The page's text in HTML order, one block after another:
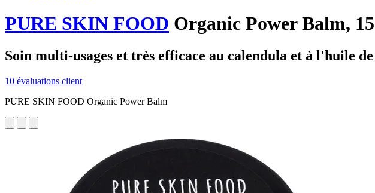
PURE SKIN FOOD Organic Power Balm,
Soin multi-usages et très efficace au calendula et à l'huile
10 évaluations client
PURE SKIN FOOD Organic Power Balm